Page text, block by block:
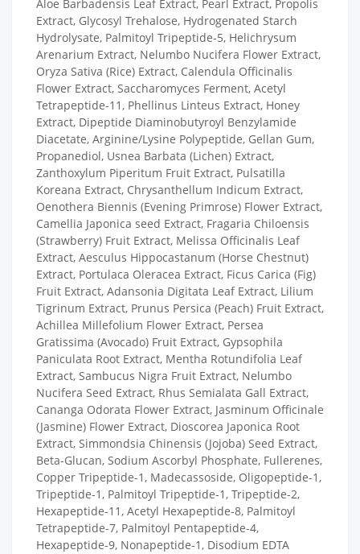
Aloe Barbadensis Leaf Extract, Pearl Extract, Propolis
Extract, Glycosyl Trehalose, Hydrogenated Starch
Hydrolysate, Palmitoyl Tripeptide-5, Helichrysum
Arenarium Extract, Nelumbo Nucifera Flower Extract,
Oryza Sativa (Rice) Extract, Calendula Officinalis
Flower Extract, Saccharomyces Ferment, Acetyl
Tetrapeptide-11, Phellinus Linteus Extract, Honey
Extract, Dipeptide Diaminobutyroyl Benzylamide
Diacetate, Arginine/Lysine Polypeptide, Gellan Gum,
Propanediol, Usnea Barbata (Lichen) Extract,
Zanthoxylum Piperitum Fruit Extract, Pulsatilla
Koreana Extract, Chrysanthellum Indicum Extract,
Oenothera Biennis (Evening Primrose) Flower Extract,
Camellia Japonica seed Extract, Fragaria Chiloensis
(Strawberry) Fruit Extract, Melissa Officinalis Leaf
Extract, Aesculus Hippocastanum (Horse Chestnut)
Extract, Portulaca Oleracea Extract, Ficus Carica (Fig)
Fruit Extract, Adansonia Digitata Leaf Extract, Lilium
Tigrinum Extract, Prunus Persica (Peach) Fruit Extract,
Achillea Millefolium Flower Extract, Persea
Gratissima (Avocado) Fruit Extract, Gypsophila
Paniculata Root Extract, Mentha Rotundifolia Leaf
Extract, Sambucus Nigra Fruit Extract, Nelumbo
Nucifera Seed Extract, Rhus Semialata Gall Extract,
Cananga Odorata Flower Extract, Jasminum Officinale
(Jasmine) Flower Extract, Dioscorea Japonica Root
Extract, Simmondsia Chinensis (Jojoba) Seed Extract,
Beta-Glucan, Sodium Ascorbyl Phosphate, Fullerenes,
Copper Tripeptide-1, Madecassoside, Oligopeptide-1,
Tripeptide-1, Palmitoyl Tripeptide-1, Tripeptide-2,
Hexapeptide-11, Acetyl Hexapeptide-8, Palmitoyl
Tetrapeptide-7, Palmitoyl Pentapeptide-4,
Hexapeptide-9, Nonapeptide-1, Disodium EDTA